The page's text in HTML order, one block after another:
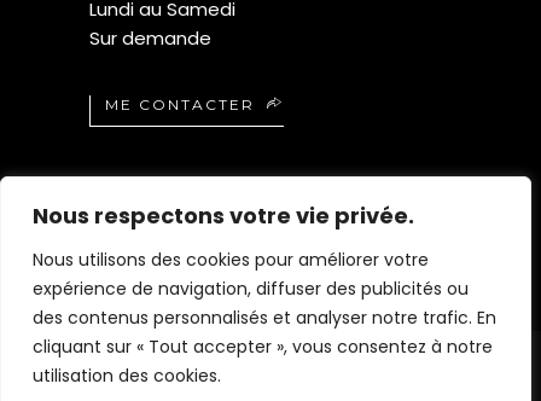
Nous respectons votre vie privée.
Nous utilisons des cookies pour améliorer votre
expérience de navigation, diffuser des publicités ou
des contenus personnalisés et analyser notre trafic. En
cliquant sur « Tout accepter », vous consentez à notre
utilisation des cookies.
Lundi au Samedi
Sur demande
ME CONTACTER
© Kalyanny HAY